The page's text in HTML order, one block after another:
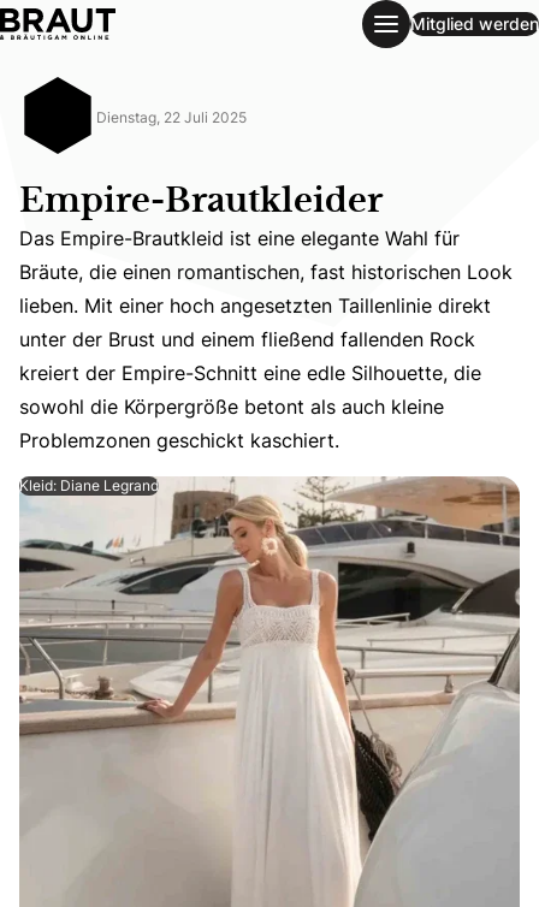
Mitglied werden
Dienstag, 22 Juli 2025
Empire-Brautkleider
Das Empire-Brautkleid ist eine elegante Wahl für
Das Empire-Brautkleid ist eine elegante Wahl für
Bräute, die einen romantischen, fast historischen Look
lieben. Mit einer hoch angesetzten Taillenlinie direkt
unter der Brust und einem fließend fallenden Rock
kreiert der Empire-Schnitt eine edle Silhouette, die
sowohl die Körpergröße betont als auch kleine
Problemzonen geschickt kaschiert.
Kleid: Diane Legrand